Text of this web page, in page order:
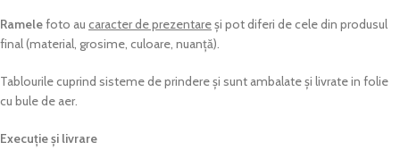
Ramelefoto au caracter de prezentareși pot diferi de cele din produsul
final (material, grosime, culoare, nuanță).
Tablourile cuprind sisteme de prindere și sunt ambalate și livrate in folie
cu bule de aer.
Execuție și livrare